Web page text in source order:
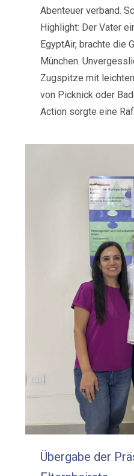
Abenteuer verband.
Highlight: Der Vater
EgyptAir, brachte die
München.
Zugspitze mit
von Picknick oder
Action sorgte eine
Übergabe der